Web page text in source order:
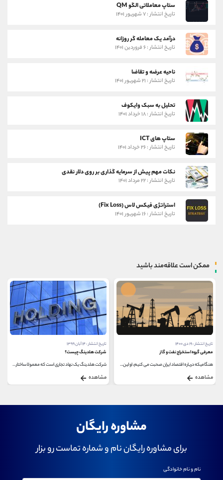
ستاپ معاملاتی الگو QM
تاریخ انتشار : ۷ شهریور ۱۴۰۱
درآمد یک معامله گر روزانه
تاریخ انتشار : ۶ فروردین ۱۴۰۱
ناحیه عرضه و تقاضا
تاریخ انتشار : ۲۱ شهریور ۱۴۰۱
تحلیل به سبک وایکوف
تاریخ انتشار : ۱۸ خرداد ۱۴۰۱
ستاپ های ICT
تاریخ انتشار : ۲۶ خرداد ۱۴۰۱
نکات مهم پیش از سرمایه گذاری بر روی دلار نقدی
تاریخ انتشار : ۲۲ مرداد ۱۴۰۱
استراتژی فیکس لاس (Fix Loss)
تاریخ انتشار : ۱۶ شهریور ۱۴۰۱
ممکن است علاقه‌مند باشید
تاریخ انتشار : ۱۹ دی ۱۴۰۰
معرفی گروه استخراج نفت و گاز
هنگامیکه درباره اقتصاد ایران صحبت می کنیم، اولین...
مشاهده
تاریخ انتشار : ۱۴ آبان ۱۳۹۹
شرکت هلدینگ چیست؟
شرکت هلدینگ یک نهاد تجاری است که معمولا ساختاری...
مشاهده
مشاوره رایگان
برای مشاوره رایگان نام و شماره تماست رو بزار
نام و نام خانوادگی